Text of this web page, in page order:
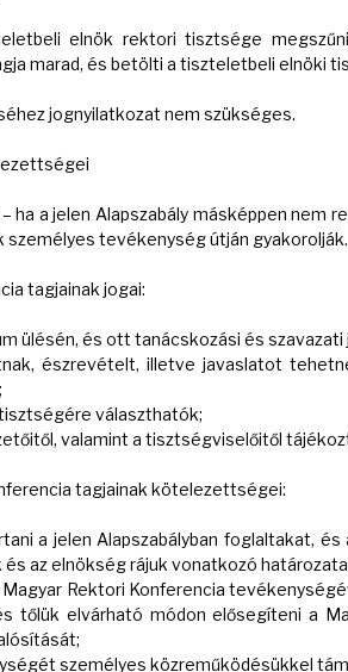
elnök rektori tisztsége
marad, és betölti a tiszteletbeli elnöki
jognyilatkozat nem szükséges.
ha a jelen Alapszabály másképpen nem
személyes tevékenység útján gyakorolják.
tagjainak jogai:
ülésén, és ott tanácskozási és szavazati
észrevételt, illetve javaslatot
választhatók;
valamint a tisztségviselőitől
tagjainak kötelezettségei:
a jelen Alapszabályban foglaltakat, és
az elnökség rájuk vonatkozó
Rektori Konferencia
tőlük elvárható módon elősegíteni a
személyes közreműködésükkel